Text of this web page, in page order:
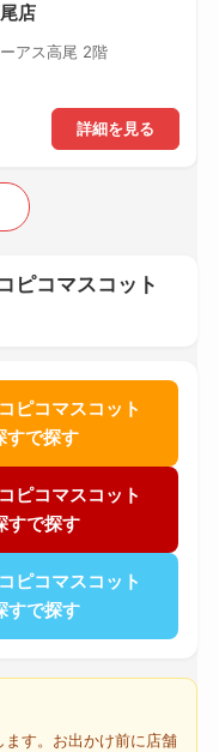
店
アス高尾 2階
詳細を見る
ピコマスコット
ピコマスコット
すで探す
ピコマスコット
すで探す
ピコマスコット
すで探す
す。お出かけ前に店舗